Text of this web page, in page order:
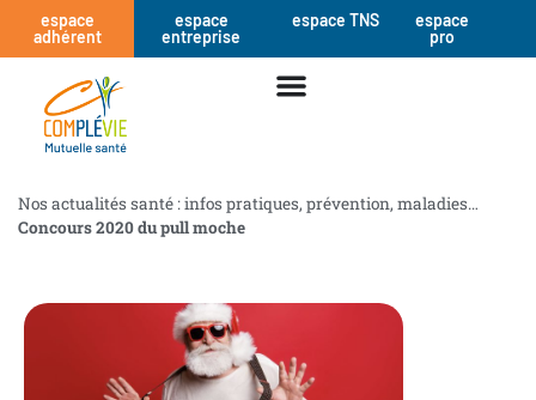
espace
adhérent
espace
entreprise
espace TNS
espace
pro
Nos actualités santé : infos pratiques, prévention, maladies…
Concours 2020 du pull moche